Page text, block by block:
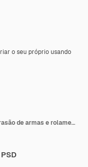
o seu próprio usando
Contorno de sinal de madeira com brasão de armas e rolamento de casaco O Ilustração Frames Colecção de decoração